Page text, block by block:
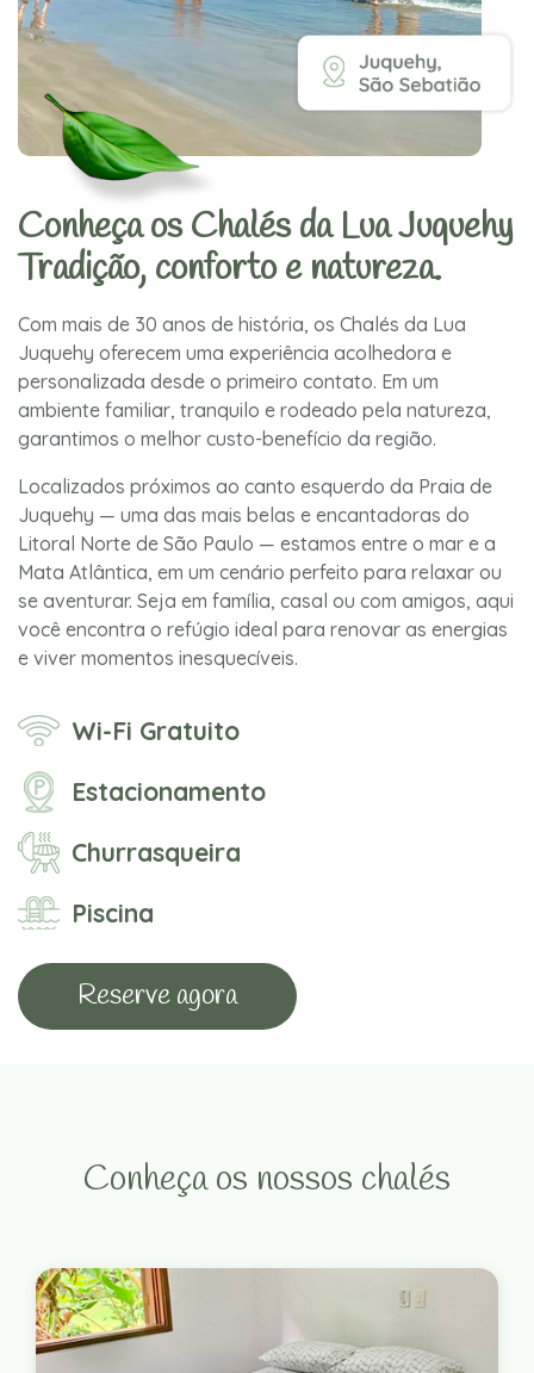
Conheça os Chalés da Lua Juquehy
Tradição, conforto e natureza.
Com mais de 30 anos de história, os Chalés da Lua
Juquehy oferecem uma experiência acolhedora e
personalizada desde o primeiro contato. Em um
ambiente familiar, tranquilo e rodeado pela natureza,
garantimos o melhor custo-benefício da região.
Localizados próximos ao canto esquerdo da Praia de
Juquehy — uma das mais belas e encantadoras do
Litoral Norte de São Paulo — estamos entre o mar e a
Mata Atlântica, em um cenário perfeito para relaxar ou
se aventurar. Seja em família, casal ou com amigos, aqui
você encontra o refúgio ideal para renovar as energias
e viver momentos inesquecíveis.
Wi-Fi Gratuito
Estacionamento
Churrasqueira
Piscina
Reserve agora
Conheça os nossos chalés